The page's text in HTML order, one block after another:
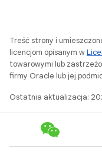
Treść strony i
licencjom opisanym w
towarowymi lub
firmy Oracle lub jej
Ostatnia aktualizacja: